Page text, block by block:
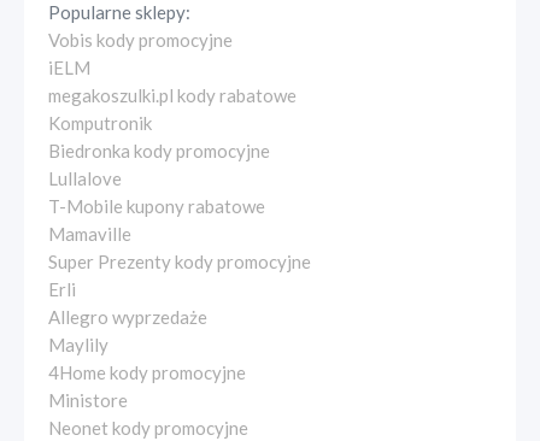
Popularne sklepy:
Vobis kody promocyjne
iELM
megakoszulki.pl kody rabatowe
Komputronik
Biedronka kody promocyjne
Lullalove
T-Mobile kupony rabatowe
Mamaville
Super Prezenty kody promocyjne
Erli
Allegro wyprzedaże
Maylily
4Home kody promocyjne
Ministore
Neonet kody promocyjne